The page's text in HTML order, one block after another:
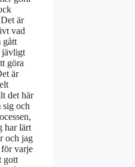
är
vad
gått
jävligt
göra
är
det här
sig och
har lärt
och jag
för varje
gott